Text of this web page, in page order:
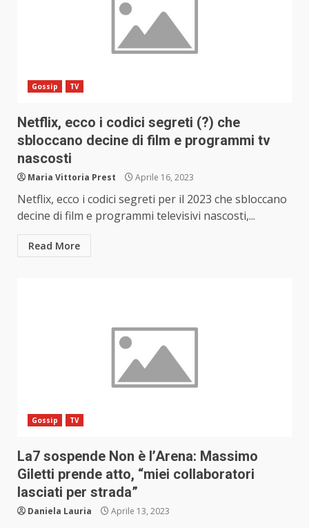
Gossip TV
Netflix, ecco i codici segreti (?) che
sbloccano decine di film e programmi tv
nascosti
Maria Vittoria Prest Aprile 16, 2023
Netflix, ecco i codici segreti per il 2023 che sbloccano
decine di film e programmi televisivi nascosti,...
Read More
Gossip TV
La7 sospende Non è l’Arena: Massimo
Giletti prende atto, “miei collaboratori
lasciati per strada”
Daniela Lauria Aprile 13, 2023